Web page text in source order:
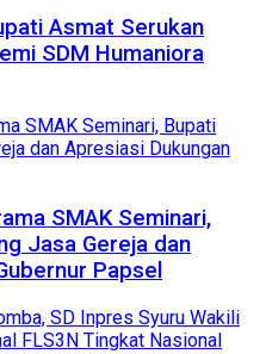
Asmat Serukan
SDM Humaniora
SMAK Seminari,
Jasa Gereja dan
Papsel